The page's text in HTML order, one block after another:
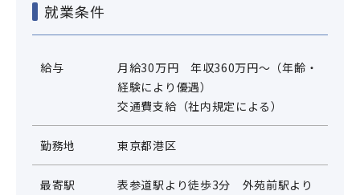
就業条件
給与
月給30万円 年収360万円～（年齢・
経験により優遇）
交通費支給（社内規定による）
勤務地 東京都港区
最寄駅
表参道駅より徒歩3分 外苑前駅より